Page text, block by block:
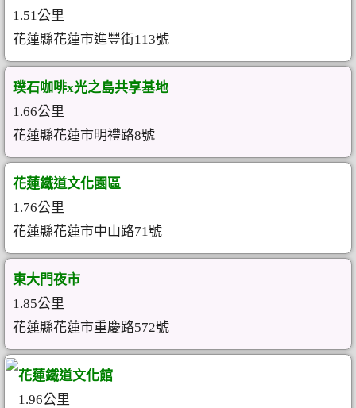
1.51公里
花蓮縣花蓮市進豐街113號
璞石咖啡x光之島共享基地
1.66公里
花蓮縣花蓮市明禮路8號
花蓮鐵道文化園區
1.76公里
花蓮縣花蓮市中山路71號
東大門夜市
1.85公里
花蓮縣花蓮市重慶路572號
花蓮鐵道文化館
1.96公里